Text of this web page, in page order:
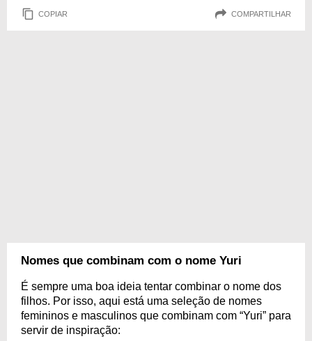
COPIAR COMPARTILHAR
Nomes que combinam com o nome Yuri
É sempre uma boa ideia tentar combinar o nome dos
filhos. Por isso, aqui está uma seleção de nomes
femininos e masculinos que combinam com “Yuri” para
servir de inspiração: